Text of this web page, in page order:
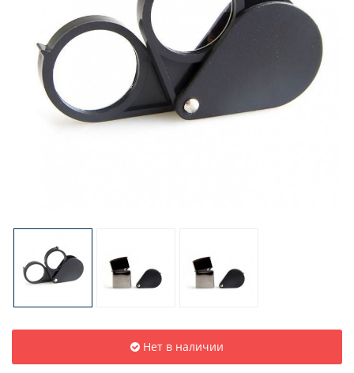
Нет в наличии